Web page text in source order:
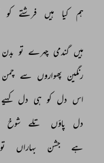
ہم کیا ہیں فرشتے کو
ہیں گندمی چہرے تو بدن
رنگین پھواروں سے چمن
اس دل کو ہی دل کہیے
دل
پاؤں تلے شوخ
ہے
جشن بہاراں تو